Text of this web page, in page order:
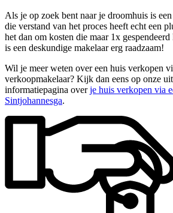
Als je op zoek bent naar je droomhuis is
die verstand van het proces heeft echt een
het dan om kosten die maar 1x
is een deskundige makelaar erg raadzaam!
Wil je meer weten over een huis verkopen
verkoopmakelaar? Kijk dan eens op onze
informatiepagina overje huis verkopen via
Sintjohannesga.